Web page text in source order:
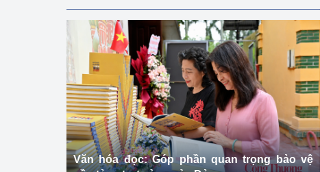
Văn hóa đọc: Góp phần quan trọng bảo vệ